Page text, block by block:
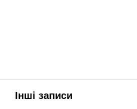
Інші записи